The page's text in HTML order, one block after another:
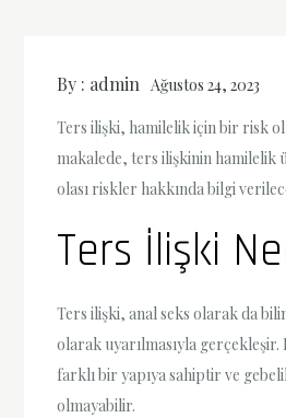
By : admin Ağustos 24, 2023
Ters ilişki, hamilelik için bir risk
makalede, ters ilişkinin hamilelik
olası riskler hakkında bilgi
Ters İlişki
Ters ilişki, anal seks olarak da
olarak uyarılmasıyla gerçekleşir.
farklı bir yapıya sahiptir ve
olmayabilir.